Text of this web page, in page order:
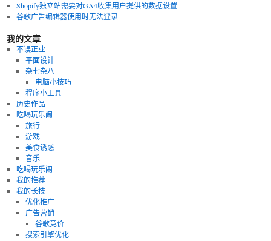
Shopify独立站需要对GA4收集用户提供的数据设置
谷歌广告编辑器使用时无法登录
我的文章
不误正业
平面设计
杂七杂八
电脑小技巧
程序小工具
历史作品
吃喝玩乐闹
旅行
游戏
美食诱惑
音乐
吃喝玩乐闹
我的推荐
我的长技
优化推广
广告营销
谷歌竞价
搜索引擎优化